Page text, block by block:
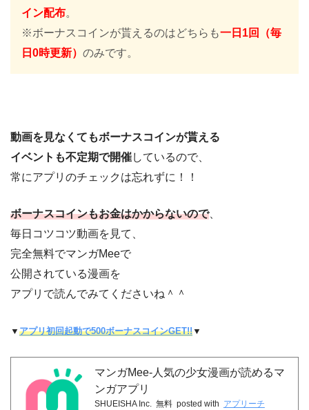
イン配布。
※ボーナスコインが貰えるのはどちらも一日1回（毎
日0時更新） のみです。
動画を見なくてもボーナスコインが貰える
イベントも不定期で開催しているので、
常にアプリのチェックは忘れずに！！
ボーナスコインもお金はかからないので、
毎日コツコツ動画を見て、
完全無料でマンガMeeで
公開されている漫画を
アプリで読んでみてくださいね＾＾
▼ アプリ初回起動で500ボーナスコインGET!!▼
マンガMee-人気の少女漫画が読めるマ
ンガアプリ
SHUEISHA Inc. 無料 posted with アプリーチ